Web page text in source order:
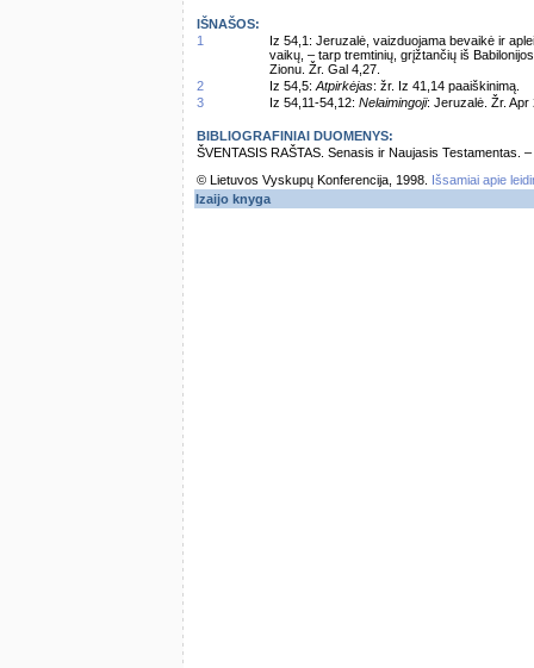
IŠNAŠOS:
1
Iz 54,1: Jeruzalė, vaizduojama bevaikė ir
vaikų, – tarp tremtinių, grįžtančių iš
Zionu. Žr. Gal 4,27.
2
Iz 54,5: Atpirkėjas: žr. Iz 41,14 paaiškinimą.
3
Iz 54,11-54,12: Nelaimingoji: Jeruzalė. Žr. Apr
BIBLIOGRAFINIAI DUOMENYS:
ŠVENTASIS RAŠTAS. Senasis ir Naujasis Testamentas.
© Lietuvos Vyskupų Konferencija, 1998.
Išsamiai apie
Izaijo knyga